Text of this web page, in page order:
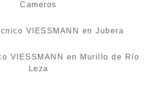
Cameros
VIESSMANN en Jubera
VIESSMANN en Murillo de Río
Leza